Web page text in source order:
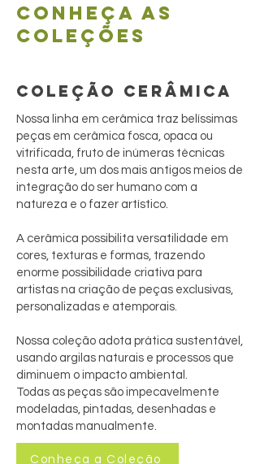
Conheça as
coleções
COLEÇÃO CERÂMICA
Nossa linha em cerâmica traz belíssimas
peças em cerâmica fosca, opaca ou
vitrificada, fruto de inúmeras técnicas
nesta arte, um dos mais antigos meios de
integração do ser humano com a
natureza e o fazer artístico.
A cerâmica possibilita versatilidade em
cores, texturas e formas, trazendo
enorme possibilidade criativa para
artistas na criação de peças exclusivas,
personalizadas e atemporais.
Nossa coleção adota prática sustentável,
usando argilas naturais e processos que
diminuem o impacto ambiental.
Todas as peças são impecavelmente
modeladas, pintadas, desenhadas e
montadas manualmente.
Conheça a Coleção